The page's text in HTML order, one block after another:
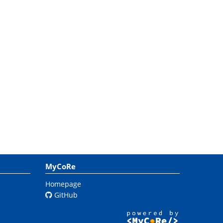
MyCoRe
Homepage
GitHub